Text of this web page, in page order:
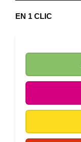
EN 1 CLIC